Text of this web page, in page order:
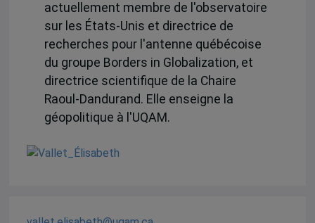
actuellement membre de l'observatoire
sur les États-Unis et directrice de
recherches pour l'antenne québécoise
du groupe Borders in Globalization, et
directrice scientifique de la Chaire
Raoul-Dandurand. Elle enseigne la
géopolitique à l'UQAM.